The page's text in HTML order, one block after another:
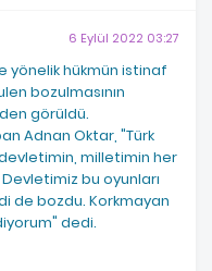
6 Eylül 2022 03:27
yönelik hükmün istinaf
bozulmasının
görüldü.
Adnan Oktar, "Türk
milletimin her
bu oyunları
de bozdu. Korkmayan
dedi.